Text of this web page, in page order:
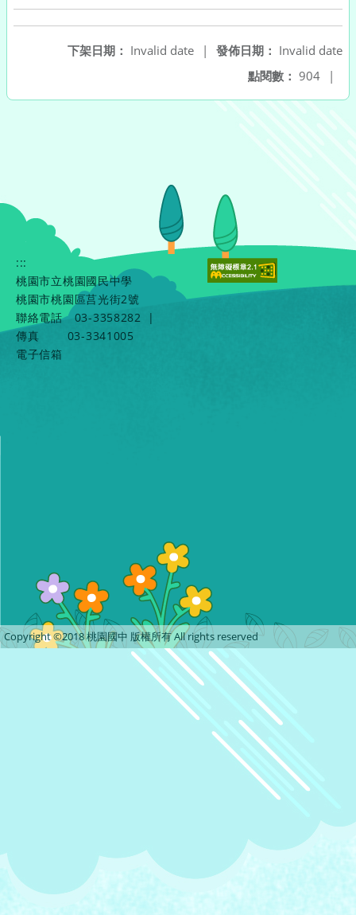
發佈日期： Invalid date
下架日期： Invalid date
|
點閱數： 904 |
:::
桃園市立桃園國民中學
桃園市桃園區莒光街2號
聯絡電話
03-3358282
|
傳真
03-3341005
電子信箱
Copyright ©2018 桃園國中 版權所有 All rights reserved